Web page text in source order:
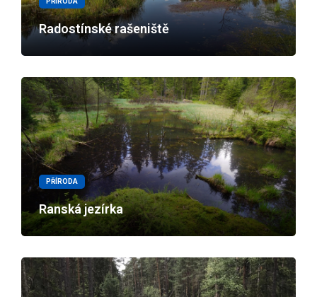
Radostínské rašeniště
PŘÍRODA
Ranská jezírka